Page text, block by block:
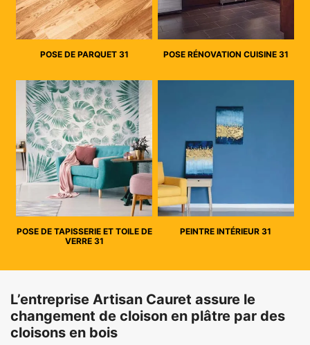
POSE DE PARQUET 31 POSE RÉNOVATION CUISINE 31
POSE DE TAPISSERIE ET TOILE DE
VERRE 31
PEINTRE INTÉRIEUR 31
L’entreprise Artisan Cauret assure le
changement de cloison en plâtre par des
cloisons en bois